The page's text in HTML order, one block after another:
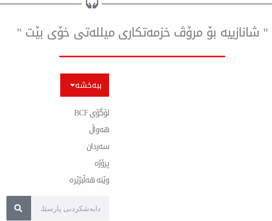
" شانازییه بۆ مرۆڤ خزمەتكاری میللەتی خۆی بێت "
ببەخشە
لۆگۆی BCF
هەواڵ
سەردان
پرۆژە
وێنە هەڵبژێرە